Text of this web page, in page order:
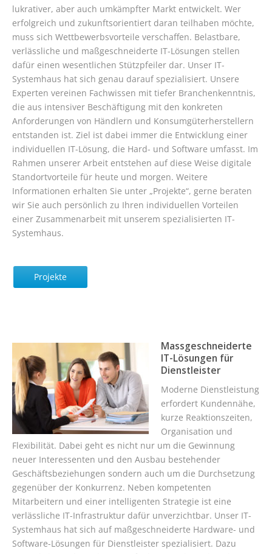
lukrativer, aber auch umkämpfter Markt entwickelt. Wer
erfolgreich und zukunftsorientiert daran teilhaben möchte,
muss sich Wettbewerbsvorteile verschaffen. Belastbare,
verlässliche und maßgeschneiderte IT-Lösungen stellen
dafür einen wesentlichen Stützpfeiler dar. Unser IT-
Systemhaus hat sich genau darauf spezialisiert. Unsere
Experten vereinen Fachwissen mit tiefer Branchenkenntnis,
die aus intensiver Beschäftigung mit den konkreten
Anforderungen von Händlern und Konsumgüterherstellern
entstanden ist. Ziel ist dabei immer die Entwicklung einer
individuellen IT-Lösung, die Hard- und Software umfasst. Im
Rahmen unserer Arbeit entstehen auf diese Weise digitale
Standortvorteile für heute und morgen. Weitere
Informationen erhalten Sie unter „Projekte“, gerne beraten
wir Sie auch persönlich zu Ihren individuellen Vorteilen
einer Zusammenarbeit mit unserem spezialisierten IT-
Systemhaus.
Projekte
Massgeschneiderte
IT-Lösungen für
Dienstleister
Moderne Dienstleistung
erfordert Kundennähe,
kurze Reaktionszeiten,
Organisation und
Flexibilität. Dabei geht es nicht nur um die Gewinnung
neuer Interessenten und den Ausbau bestehender
Geschäftsbeziehungen sondern auch um die Durchsetzung
gegenüber der Konkurrenz. Neben kompetenten
Mitarbeitern und einer intelligenten Strategie ist eine
verlässliche IT-Infrastruktur dafür unverzichtbar. Unser IT-
Systemhaus hat sich auf maßgeschneiderte Hardware- und
Software-Lösungen für Dienstleister spezialisiert. Dazu